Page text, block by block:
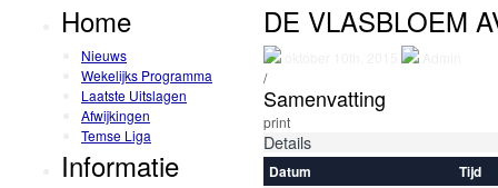
Home
Nieuws
Wekelijks Programma
Laatste Uitslagen
Afwijkingen
Temse Liga
Informatie
DE VLASBLOEM
/
Samenvatting
print
Details
Datum Tijd